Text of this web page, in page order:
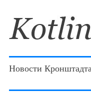
Новости